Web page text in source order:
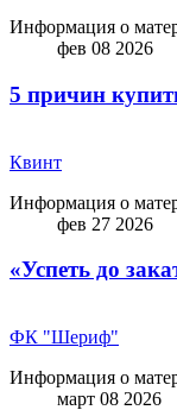
Информация о
фев 08 2026
5 причин
Квинт
Информация о
фев 27 2026
«Успеть до
ФК "Шериф"
Информация о
март 08 2026